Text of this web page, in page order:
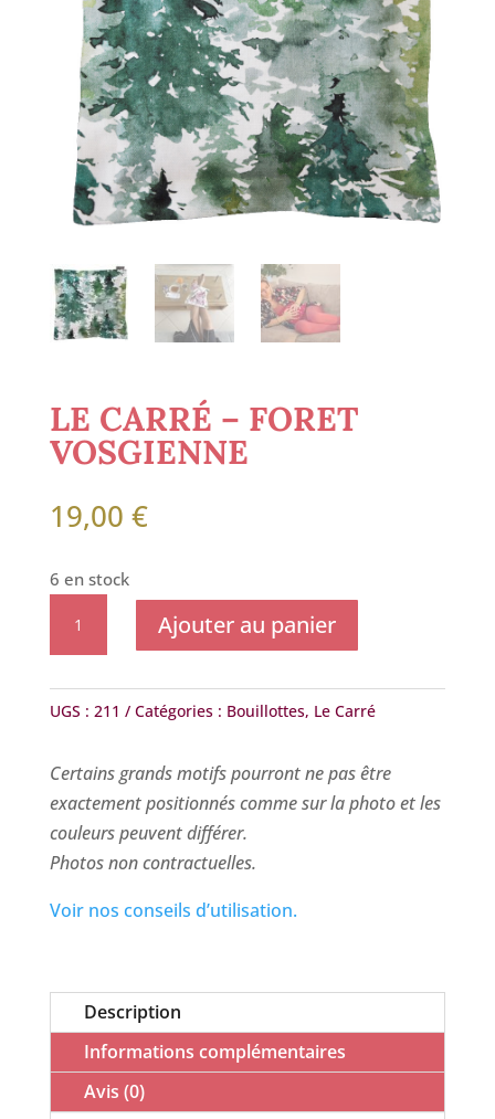
LE CARRÉ – FORET
VOSGIENNE
19,00 €
6 en stock
Carré
vosgienne
Ajouter au panier
UGS : 211 Catégories : Bouillottes, Le Carré
Certains grands motifs pourront ne pas être
exactement positionnés comme sur la photo et les
couleurs peuvent différer.
Photos non contractuelles.
Voir nos conseils d’utilisation.
Description
Informations complémentaires
Avis (0)